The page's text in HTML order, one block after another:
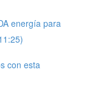
energía para
con esta